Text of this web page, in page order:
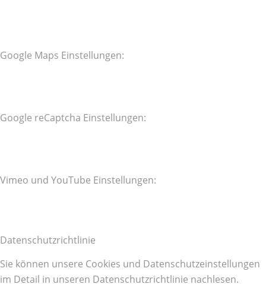
Google Maps Einstellungen:
Google reCaptcha Einstellungen:
Vimeo und YouTube Einstellungen:
Datenschutzrichtlinie
Sie können unsere Cookies und Datenschutzeinstellungen
im Detail in unseren Datenschutzrichtlinie nachlesen.